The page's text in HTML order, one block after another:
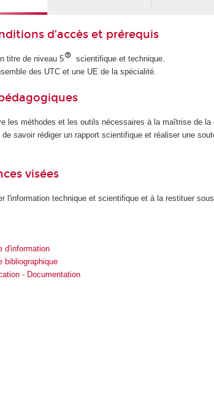
d’accès et prérequis
titre de niveau 5
scientifique et technique.
des UTC et une UE de la spécialité.
les méthodes et les outils nécessaires à la maîtrise de
savoir rédiger un rapport scientifique et réaliser une
visées
l'information technique et scientifique et à la restituer
d'information
bibliographique
- Documentation